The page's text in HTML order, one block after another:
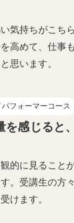
気持ちがこち
高めて、仕事
思います。
フォーマーコース
を感じると
的に見ること
。受講生の方
けます。